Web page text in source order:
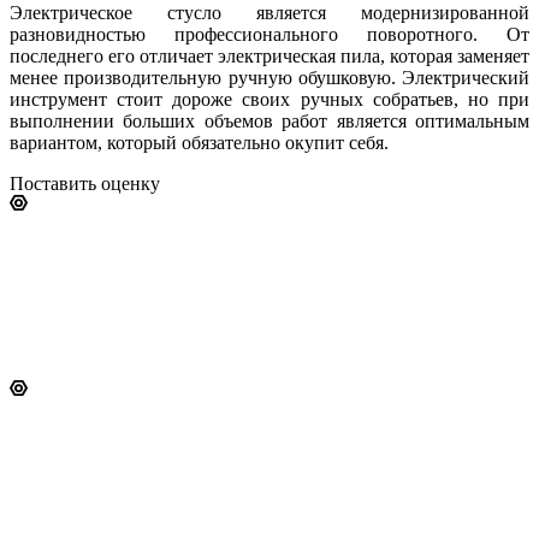
Электрическое стусло является модернизированной
разновидностью профессионального поворотного. От
последнего его отличает электрическая пила, которая заменяет
менее производительную ручную обушковую. Электрический
инструмент стоит дороже своих ручных собратьев, но при
выполнении больших объемов работ является оптимальным
вариантом, который обязательно окупит себя.
Поставить оценку